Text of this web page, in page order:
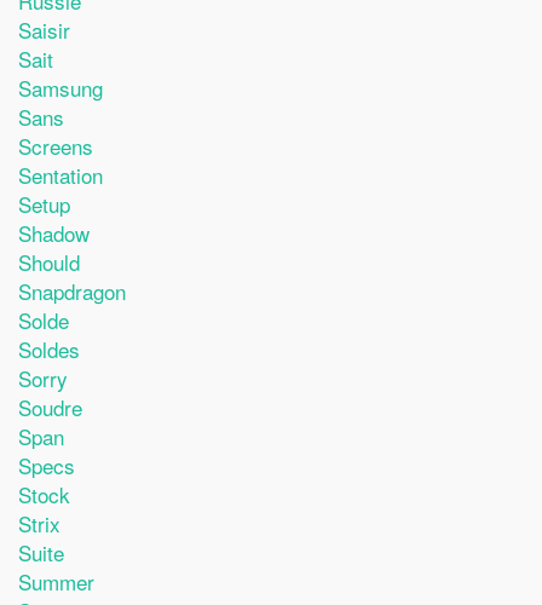
Saisir
Sait
Samsung
Sans
Screens
Sentation
Setup
Shadow
Should
Snapdragon
Solde
Soldes
Sorry
Soudre
Span
Specs
Stock
Strix
Suite
Summer